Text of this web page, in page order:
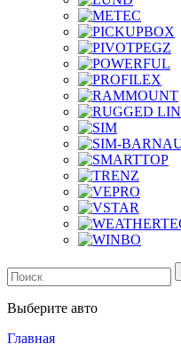
Выберите авто
Главная